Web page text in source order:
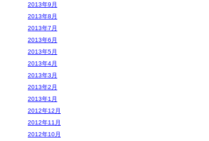
2013年9月
2013年8月
2013年7月
2013年6月
2013年5月
2013年4月
2013年3月
2013年2月
2013年1月
2012年12月
2012年11月
2012年10月